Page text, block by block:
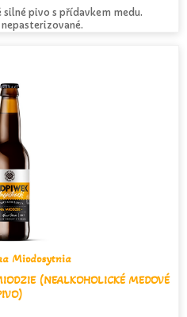
pivo s přídavkem medu.
Miodosytnia
(NEALKOHOLICKÉ MEDOVÉ